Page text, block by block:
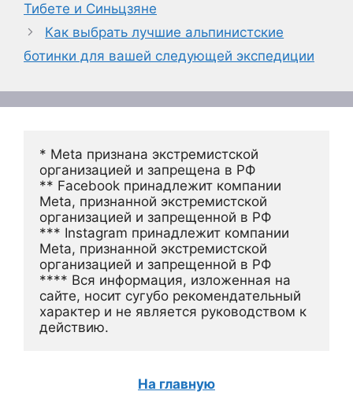
Тибете и Синьцзяне
Как выбрать лучшие альпинистские
ботинки для вашей следующей экспедиции
* Meta признана экстремистской
организацией и запрещена в РФ
** Facebook принадлежит компании
Meta, признанной экстремистской
организацией и запрещенной в РФ
*** Instagram принадлежит компании
Meta, признанной экстремистской
организацией и запрещенной в РФ
**** Вся информация, изложенная на
сайте, носит сугубо рекомендательный
характер и не является руководством к
действию.
На главную